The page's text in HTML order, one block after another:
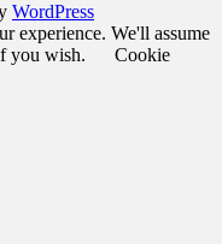
WordPress
experience. We'll assume
you wish.
Cookie